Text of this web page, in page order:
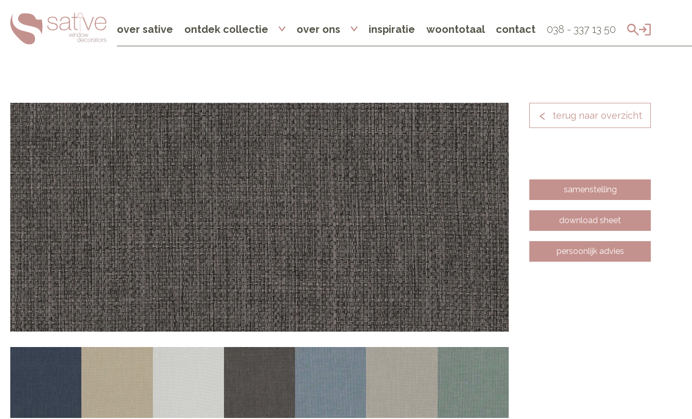
over sative ontdek collectie over ons inspiratie woontotaal contact 038 - 337 13 50
terug naar overzicht
samenstelling
download sheet
persoonlijk advies